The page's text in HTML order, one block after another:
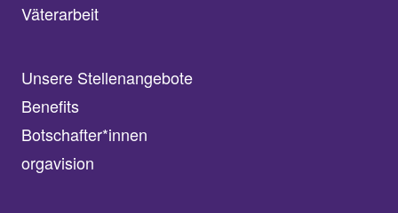
Väterarbeit
Unsere Stellenangebote
Benefits
Botschafter*innen
orgavision